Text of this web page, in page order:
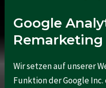
Google
Remarketing
Wir setzen auf unserer
Funktion der Google